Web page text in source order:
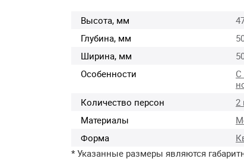
Высота, мм
Глубина, мм
Ширина, мм
Особенности
С
Количество персон
2
Материалы
Форма
* Указанные размеры являются